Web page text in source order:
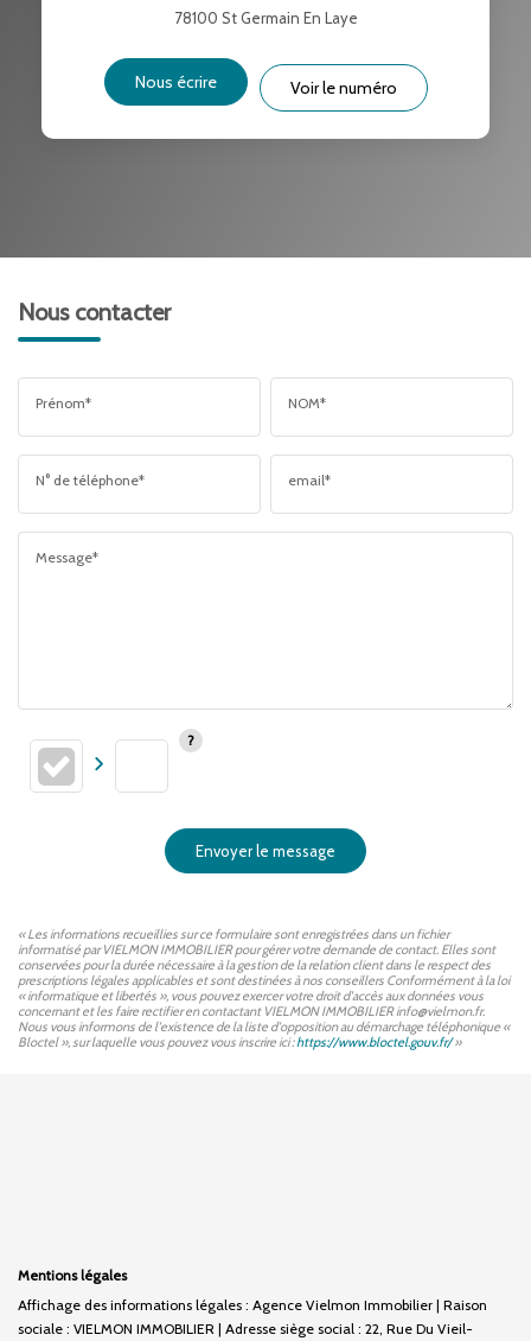
RÉSULTATS DES LYCÉES ECOLES ET CRÈCHES
78100 St Germain En Laye
Nous écrire Voir le numéro
Nous contacter
Prénom* NOM*
N° de téléphone* email*
Message*
Envoyer le message
« Les informations recueillies sur ce formulaire sont enregistrées dans un fichier
informatisé par VIELMON IMMOBILIER pour gérer votre demande de contact. Elles sont
conservées pour la durée nécessaire à la gestion de la relation client dans le respect des
prescriptions légales applicables et sont destinées à nos conseillers Conformément à la loi
« informatique et libertés », vous pouvez exercer votre droit d'accès aux données vous
concernant et les faire rectifier en contactant VIELMON IMMOBILIER info@vielmon.fr.
Nous vous informons de l'existence de la liste d'opposition au démarchage téléphonique «
Bloctel », sur laquelle vous pouvez vous inscrire ici :https://www.bloctel.gouv.fr/»
Mentions légales
Affichage des informations légales : Agence Vielmon Immobilier | Raison
sociale : VIELMON IMMOBILIER | Adresse siège social : 22, Rue Du Vieil-